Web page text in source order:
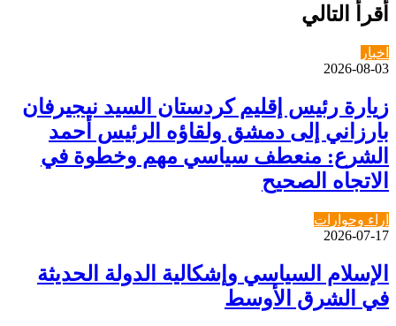
أقرأ التالي
اخبار
2026-08-03
زيارة رئيس إقليم كردستان السيد نيجيرفان
بارزاني إلى دمشق ولقاؤه الرئيس أحمد
الشرع: منعطف سياسي مهم وخطوة في
الاتجاه الصحيح
اراء وحوارات
2026-07-17
الإسلام السياسي وإشكالية الدولة الحديثة
في الشرق الأوسط